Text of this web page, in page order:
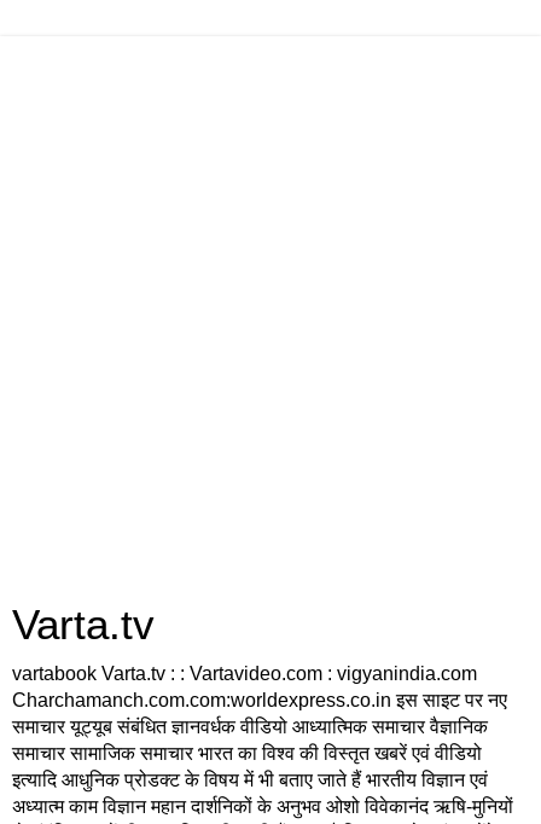
Varta.tv
vartabook Varta.tv : : Vartavideo.com : vigyanindia.com
Charchamanch.com.com:worldexpress.co.in इस साइट पर नए
समाचार यूट्यूब संबंधित ज्ञानवर्धक वीडियो आध्यात्मिक समाचार वैज्ञानिक
समाचार सामाजिक समाचार भारत का विश्व की विस्तृत खबरें एवं वीडियो
इत्यादि आधुनिक प्रोडक्ट के विषय में भी बताए जाते हैं भारतीय विज्ञान एवं
अध्यात्म काम विज्ञान महान दार्शनिकों के अनुभव ओशो विवेकानंद ऋषि-मुनियों